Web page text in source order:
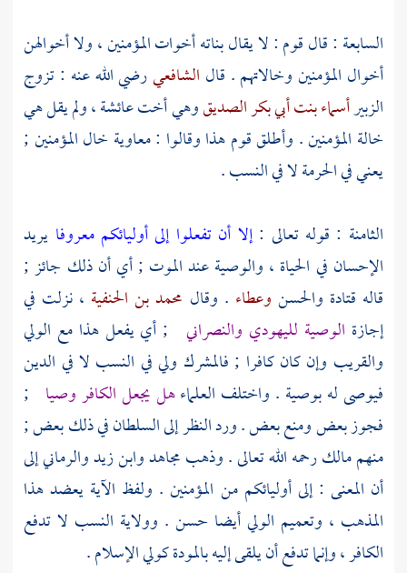
السابعة : قال قوم : لا يقال بناته أخوات المؤمنين ، ولا أخوالهن
أخوال المؤمنين وخالاتهم . قال الشافعيرضي الله عنه : تزوج
الزبيرأسماء بنت أبي بكر الصديقوهي أختعائشة، ولم يقل هي
خالة المؤمنين . وأطلق قوم هذا وقالوا :معاوية خال المؤمنين ;
يعني في الحرمة لا في النسب .
الثامنة : قوله تعالى :إلا أن تفعلوا إلى أوليائكم معروفا يريد
الإحسان في الحياة ، والوصية عند الموت ; أي أن ذلك جائز ;
قاله قتادة والحسن وعطاء . وقال محمد بن الحنفية ، نزلت في
إجازة الوصية لليهودي والنصراني ; أي يفعل هذا مع الولي
والقريب وإن كان كافرا ; فالمشرك ولي في النسب لا في الدين
فيوصى له بوصية . واختلف العلماءهل يجعل الكافر وصيا ;
فجوز بعض ومنع بعض . ورد النظر إلى السلطان في ذلك بعض ;
منهممالكرحمه الله تعالى . وذهبمجاهدوابن زيدوالرمانيإلى
أن المعنى : إلى أوليائكم من المؤمنين . ولفظ الآية يعضد هذا
المذهب ، وتعميم الولي أيضا حسن . وولاية النسب لا تدفع
الكافر ، وإنما تدفع أن يلقى إليه بالمودة كولي الإسلام .